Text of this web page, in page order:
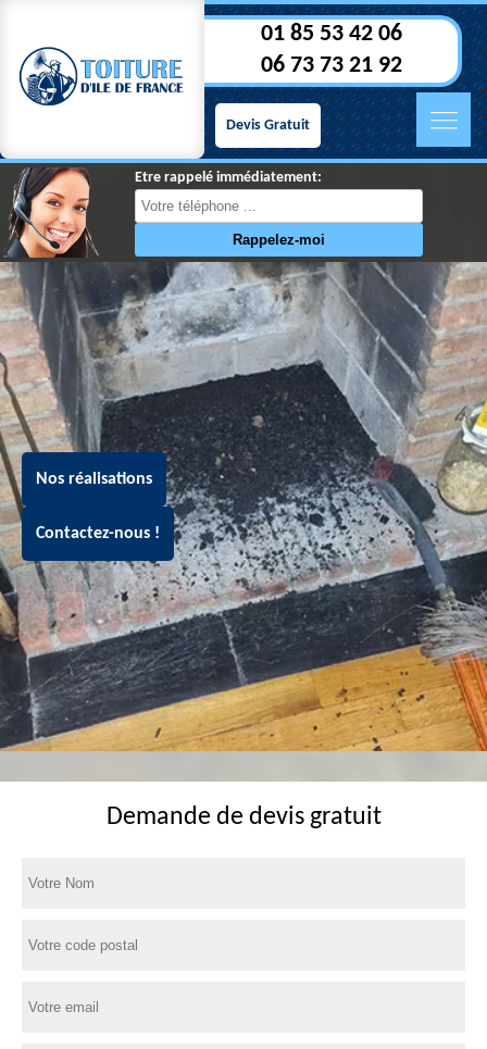
01 85 53 42 06
06 73 73 21 92
Devis Gratuit
Etre rappelé immédiatement:
Nos réalisations
Contactez-nous !
Demande de devis gratuit